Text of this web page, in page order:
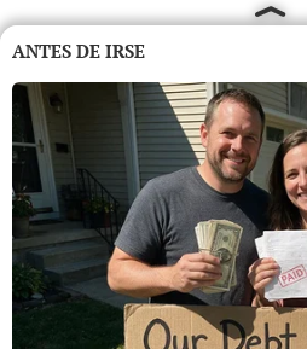
ANTES DE IRSE